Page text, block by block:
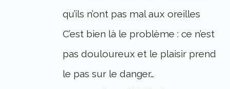
qu’ils n’ont pas mal aux oreilles
C’est bien là le problème : ce n’est
pas douloureux et le plaisir prend
le pas sur le danger…